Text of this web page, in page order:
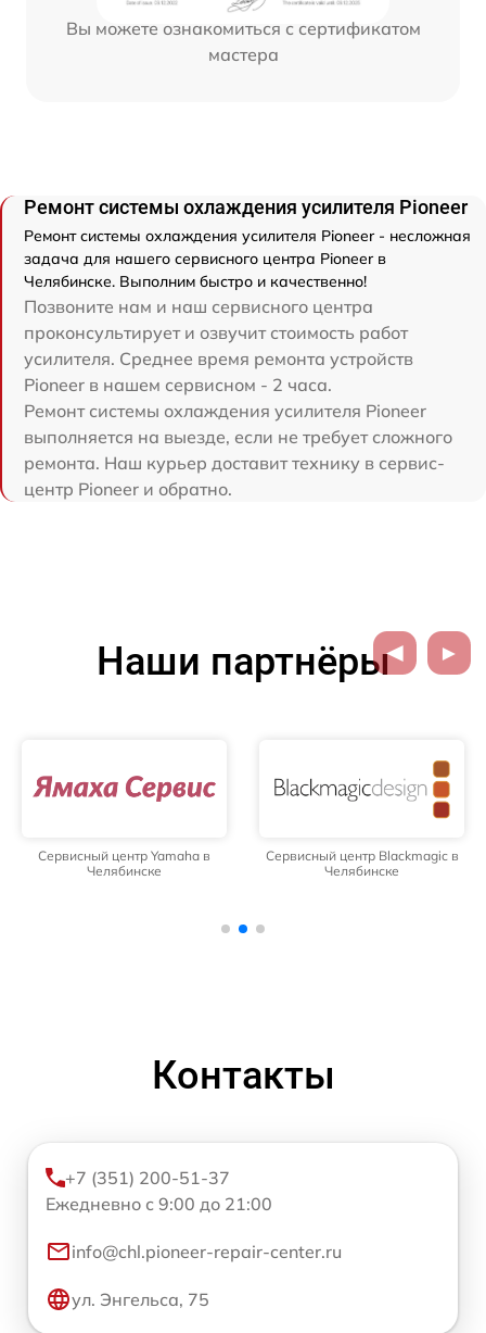
Вы можете ознакомиться с сертификатом
мастера
Ремонт системы охлаждения усилителя Pioneer
Ремонт системы охлаждения усилителя Pioneer - несложная
задача для нашего сервисного центра Pioneer в
Челябинске. Выполним быстро и качественно!
Позвоните нам и наш сервисного центра
проконсультирует и озвучит стоимость работ
усилителя. Среднее время ремонта устройств
Pioneer в нашем сервисном - 2 часа.
Ремонт системы охлаждения усилителя Pioneer
выполняется на выезде, если не требует сложного
ремонта. Наш курьер доставит технику в сервис-
центр Pioneer и обратно.
Наши партнёры
Сервисный центр Yamaha в
Челябинске
Сервисный центр Blackmagic в
Челябинске
Контакты
+7 (351) 200-51-37
Ежедневно с 9:00 до 21:00
info@chl.pioneer-repair-center.ru
ул. Энгельса, 75